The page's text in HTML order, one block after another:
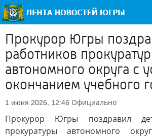
Прокурор Югры
работников
автономного округа с
окончанием учебного
1 июня 2026, 12:46 Официально
Прокурор Югры поздравил
прокуратуры автономного